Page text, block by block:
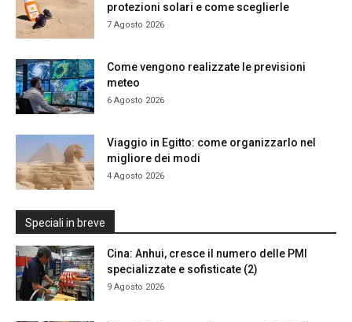
protezioni solari e come sceglierle
7 Agosto 2026
Come vengono realizzate le previsioni
meteo
6 Agosto 2026
Viaggio in Egitto: come organizzarlo nel
migliore dei modi
4 Agosto 2026
Speciali in breve
Cina: Anhui, cresce il numero delle PMI
specializzate e sofisticate (2)
9 Agosto 2026